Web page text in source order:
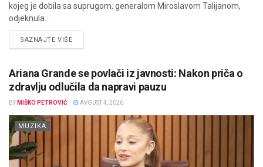
kojeg je dobila sa suprugom, generalom Miroslavom Talijanom,
odjeknula...
SAZNAJTE VIŠEDETAILS
Ariana Grande se povlači iz javnosti: Nakon priča o
zdravlju odlučila da napravi pauzu
BY MIŠKO PETROVIĆ AVGUST 4, 2026
MUZIKA